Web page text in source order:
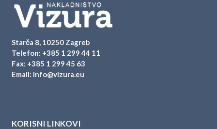
Starča 8, 10250 Zagreb
Telefon: +385 1 299 44 11
Fax: +385 1 299 45 63
Email: info@vizura.eu
KORISNI LINKOVI